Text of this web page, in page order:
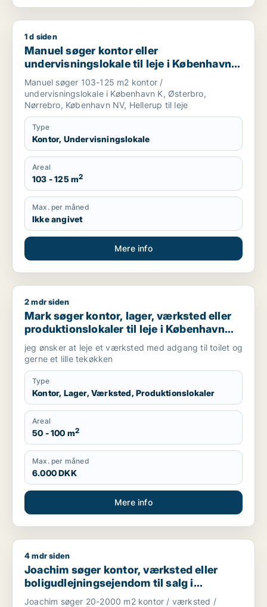
Manuel søger kontor eller undervisningslokale til leje i
1 d siden
Manuel søger kontor eller
undervisningslokale til leje i København
K, Østerbro eller Nørrebro m.fl.
Manuel søger 103-125 m2 kontor /
undervisningslokale i København K, Østerbro,
Nørrebro, København NV, Hellerup til leje
Type
Kontor, Undervisningslokale
Areal
103 - 125 m2
Max. per måned
Ikke angivet
Mere info
Mark søger kontor, lager, værksted eller produktionslokaler
2 mdr siden
Mark søger kontor, lager, værksted eller
produktionslokaler til leje i København
NV, Brønshøj eller Herlev m.fl.
jeg ønsker at leje et værksted med adgang til toilet og
gerne et lille tekøkken
Type
Kontor, Lager, Værksted, Produktionslokaler
Areal
50 - 100 m2
Max. per måned
6.000 DKK
Mere info
Joachim søger kontor, værksted eller
4 mdr siden
Joachim søger kontor, værksted eller
boligudlejningsejendom til salg i
Storkøbenhavn
Joachim søger 20-2000 m2 kontor / værksted /